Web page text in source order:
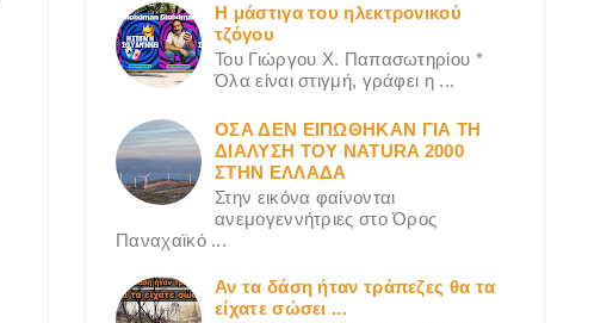
Η μάστιγα του ηλεκτρονικού
τζόγου
Του Γιώργου X. Παπασωτηρίου *
Όλα είναι στιγμή, γράφει η ...
ΟΣΑ ΔΕN ΕΙΠΩΘΗΚΑΝ ΓΙΑ ΤΗ
ΔΙΑΛΥΣΗ ΤΟΥ NATURA 2000
ΣΤΗΝ ΕΛΛΑΔΑ
Στην εικόνα φαίνονται
ανεμογεννήτριες στο Όρος
Παναχαϊκό ...
Αν τα δάση ήταν τράπεζες θα τα
είχατε σώσει ...